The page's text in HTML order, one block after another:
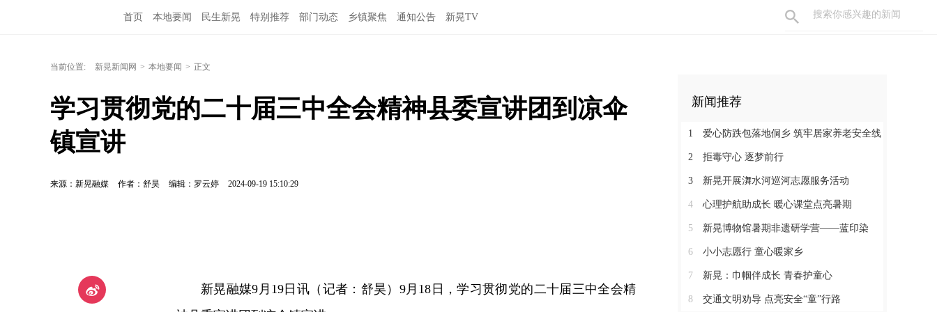
首页 本地要闻 民生新晃 特别推荐 部门动态 乡镇聚焦 通知公告 新晃TV
当前位置: 新晃新闻网 > 本地要闻 > 正文
学习贯彻党的二十届三中全会精神县委宣讲团到凉伞
镇宣讲
来源：新晃融媒 作者：舒昊 编辑：罗云婷 2024-09-19 15:10:29
新晃融媒9月19日讯（记者：舒昊）9月18日，学习贯彻党的二十届三中全会精
新闻推荐
1 爱心防跌包落地侗乡 筑牢居家养老安全线
2 拒毒守心 逐梦前行
3 新晃开展㵲水河巡河志愿服务活动
4 心理护航助成长 暖心课堂点亮暑期
5 新晃博物馆暑期非遗研学营——蓝印染
6 小小志愿行 童心暖家乡
7 新晃：巾帼伴成长 青春护童心
8 交通文明劝导 点亮安全“童”行路